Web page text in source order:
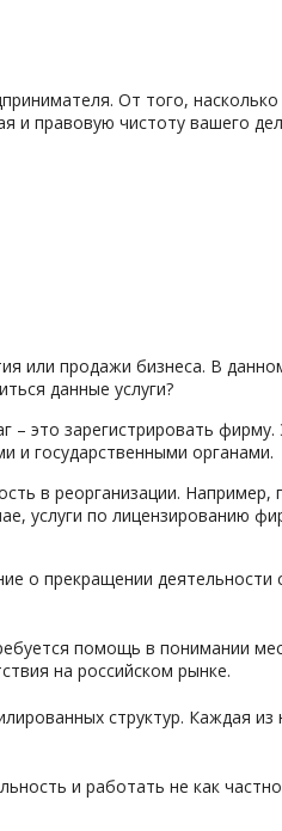
От того,
и правовую чистоту вашего
или продажи бизнеса. В
данные услуги?
– это зарегистрировать
и государственными органами.
в реорганизации. Например,
услуги по лицензированию
о прекращении деятельности
помощь в понимании
на российском рынке.
структур. Каждая
и работать не как